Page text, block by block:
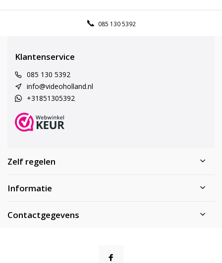
085 130 5392
Klantenservice
085 130 5392
info@videoholland.nl
+31851305392
Zelf regelen
Informatie
Contactgegevens